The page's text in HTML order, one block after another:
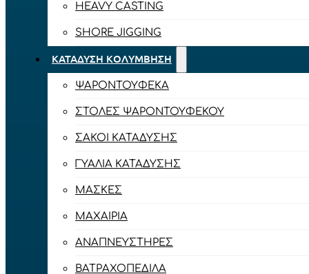
HEAVY CASTING
SHORE JIGGING
ΚΑΤΆΔΥΣΗ ΚΟΛΎΜΒΗΣΗ
ΨΑΡΟΝΤΟΎΦΕΚΑ
ΣΤΟΛΈΣ ΨΑΡΟΝΤΟΎΦΕΚΟΥ
ΣΆΚΟΙ ΚΑΤΆΔΥΣΗΣ
ΓΥΑΛΙΆ ΚΑΤΆΔΥΣΗΣ
ΜΆΣΚΕΣ
ΜΑΧΑΊΡΙΑ
ΑΝΑΠΝΕΥΣΤΉΡΕΣ
ΒΑΤΡΑΧΟΠΈΔΙΛΑ